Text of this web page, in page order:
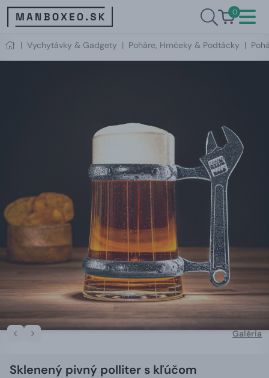
0
| Vychytávky & Gadgety | Poháre, Hrnčeky & Podtácky |
Galéria
Sklenený pivný polliter s kľúčom